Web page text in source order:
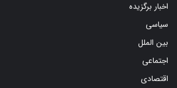
اخبار برگزیده
سیاسی
بین الملل
اجتماعی
اقتصادی